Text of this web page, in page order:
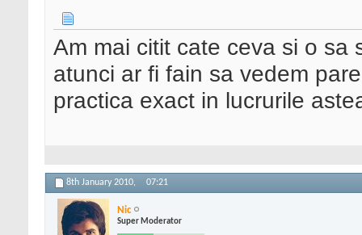
Am mai citit cate ceva si o sa
atunci ar fi fain sa vedem
practica exact in lucrurile
8th January 2010, 07:21
Nic
Super Moderator